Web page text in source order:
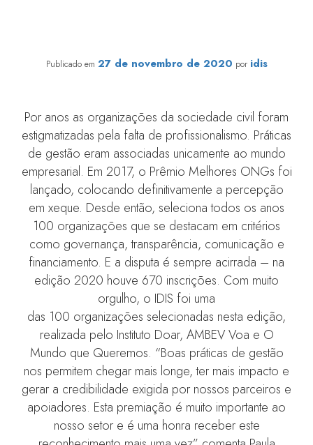
Publicado em 27 de novembro de 2020 por idis
Por anos as organizações da sociedade civil foram
estigmatizadas pela falta de profissionalismo. Práticas
de gestão eram associadas unicamente ao mundo
empresarial. Em 2017, o Prêmio Melhores ONGs foi
lançado, colocando definitivamente a percepção
em xeque. Desde então, seleciona todos os anos
100 organizações que se destacam em critérios
como governança, transparência, comunicação e
financiamento. E a disputa é sempre acirrada – na
edição 2020 houve 670 inscrições. Com muito
orgulho, o IDIS foi uma
das 100 organizações selecionadas nesta edição,
realizada pelo Instituto Doar, AMBEV Voa e O
Mundo que Queremos. “Boas práticas de gestão
nos permitem chegar mais longe, ter mais impacto e
gerar a credibilidade exigida por nossos parceiros e
apoiadores. Esta premiação é muito importante ao
nosso setor e é uma honra receber este